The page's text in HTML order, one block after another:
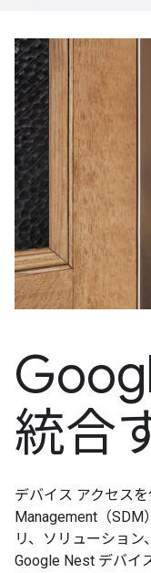
統合
デバイス アクセス
Management（
リ、ソリューショ
Google Nest デバイ